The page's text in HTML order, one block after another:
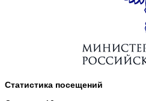
Статистика посещений